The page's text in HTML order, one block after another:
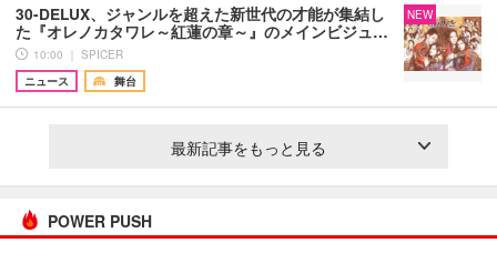
30-DELUX、ジャンルを超えた新世代の才能が集結し
た『オレノカタワレ～紅蓮の章～』のメインビジュ…
10:00 ｜ SPICER
ニュース
舞台
NEW
最新記事をもっと見る
POWER PUSH